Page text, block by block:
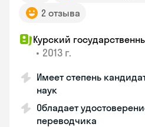
2 отзыва
Курский
• 2013 г.
Имеет степень
наук
Обладает
переводчика